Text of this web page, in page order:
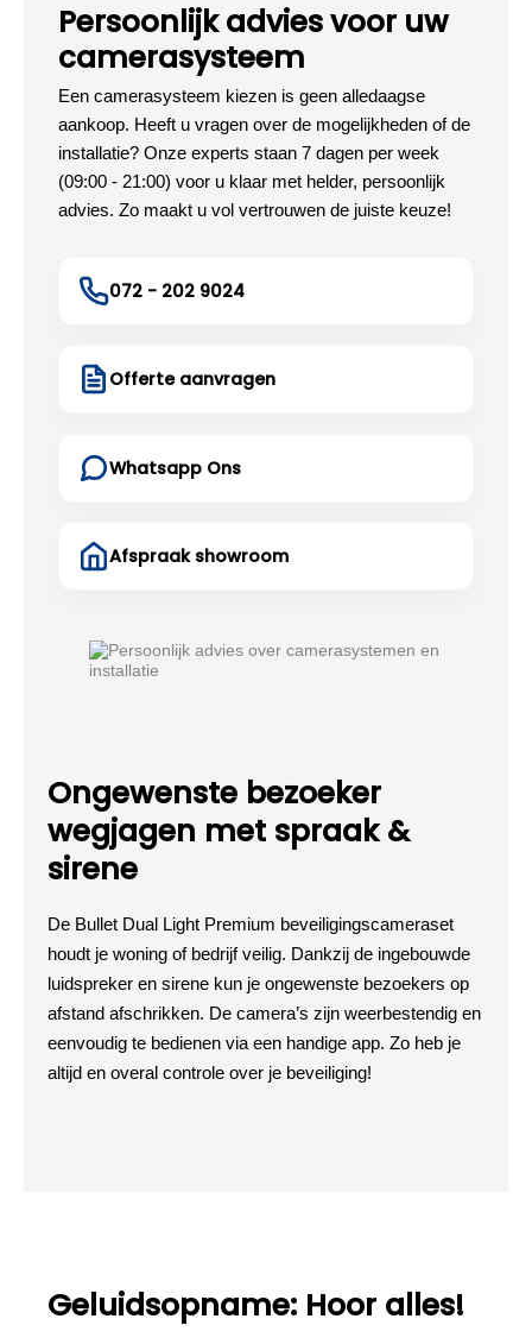
Persoonlijk advies voor uw
camerasysteem
Een camerasysteem kiezen is geen alledaagse
aankoop. Heeft u vragen over de mogelijkheden of de
installatie? Onze experts staan 7 dagen per week
(09:00 - 21:00) voor u klaar met helder, persoonlijk
advies. Zo maakt u vol vertrouwen de juiste keuze!
072 - 202 9024
Offerte aanvragen
Whatsapp Ons
Afspraak showroom
Ongewenste bezoeker
wegjagen met spraak &
sirene
De Bullet Dual Light Premium beveiligingscameraset
houdt je woning of bedrijf veilig. Dankzij de ingebouwde
luidspreker en sirene kun je ongewenste bezoekers op
afstand afschrikken. De camera’s zijn weerbestendig en
eenvoudig te bedienen via een handige app. Zo heb je
altijd en overal controle over je beveiliging!
Geluidsopname: Hoor alles!